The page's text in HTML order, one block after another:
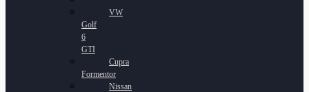
VW
Golf
6
GTI
Cupra
Formentor
Nissan